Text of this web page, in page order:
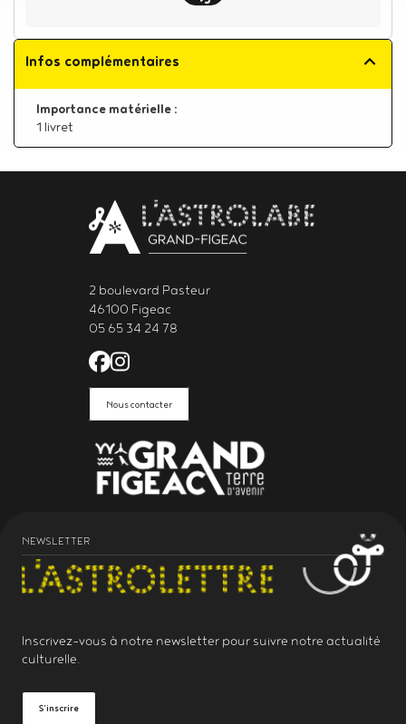
Infos complémentaires
Importance matérielle :
1 livret
2 boulevard Pasteur
46100 Figeac
05 65 34 24 78
Facebook de l'Astrolabe Grand
Instagram de l'Astrolabe Grand
Nous contacter
NEWSLETTER
Inscrivez-vous à notre newsletter pour suivre notre actualité
culturelle.
S'inscrire